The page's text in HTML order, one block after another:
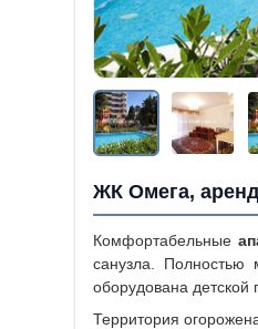
ЖК Омега,
Комфортабельные
санузла.
оборудована
Территория